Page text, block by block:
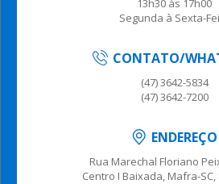
13h30 às 17h00
Segunda à Sexta-
CONTATO/
(47) 3642-5834
(47) 3642-7200
ENDEREÇO
Rua Marechal Floriano
Centro I Baixada, Mafra-SC,